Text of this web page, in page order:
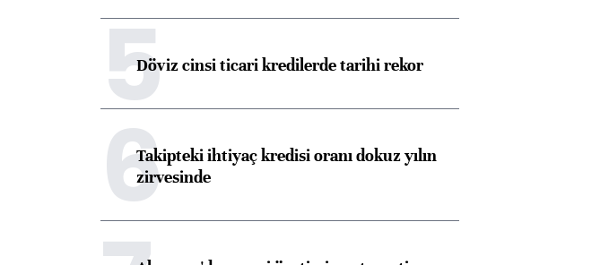
5Döviz cinsi ticari kredilerde tarihi rekor
6Takipteki ihtiyaç kredisi oranı dokuz yılın
zirvesinde